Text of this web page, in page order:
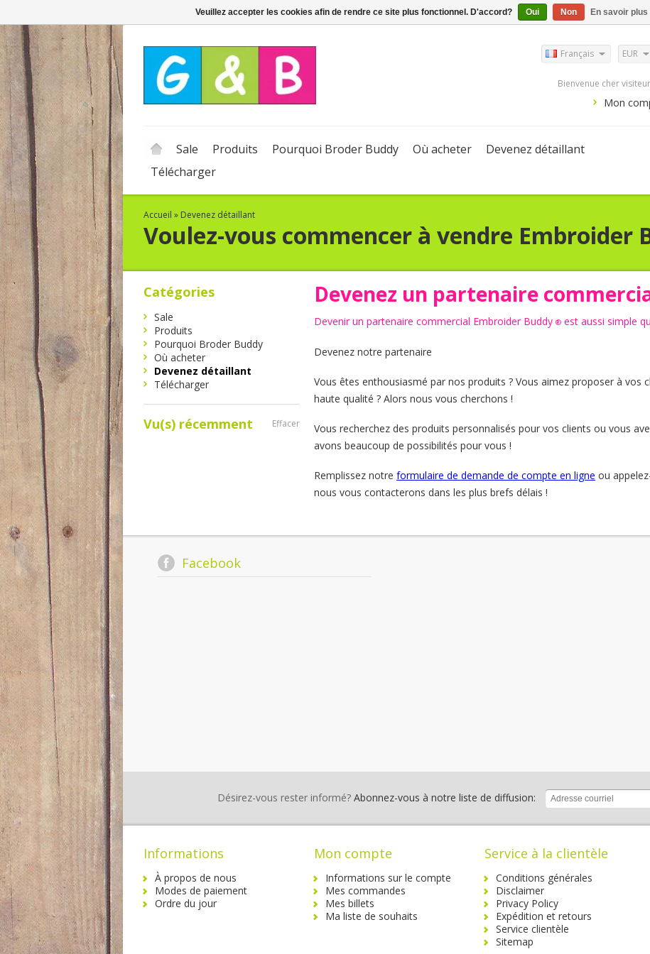
EUR
Français
Bienvenue cher
Mon
Sale Produits Pourquoi Broder Buddy Où acheter
Devenez détaillant
Télécharger
Accueil » Devenez détaillant
Voulez-vous commencer à vendre Embroider
Devenez un partenaire
Devenir un partenaire commercial Embroider Buddy ® est aussi simple
Devenez notre partenaire
Vous êtes enthousiasmé par nos produits ? Vous aimez proposer à vos
haute qualité ? Alors nous vous cherchons !
Vous recherchez des produits personnalisés pour vos clients ou vous
avons beaucoup de possibilités pour vous !
Remplissez notre formulaire de demande de compte en ligne ou
nous vous contacterons dans les plus brefs délais !
Catégories
Sale
Produits
Pourquoi Broder Buddy
Où acheter
Devenez détaillant
Télécharger
Vu(s) récemment Effacer
Facebook
Désirez-vous rester informé?Abonnez-vous à notre liste de diffusion:
Informations
À propos de nous
Modes de paiement
Ordre du jour
Mon compte
Informations sur le compte
Mes commandes
Mes billets
Ma liste de souhaits
Service à la clientèle
Conditions générales
Disclaimer
Privacy Policy
Expédition et retours
Service clientèle
Sitemap
Veuillez accepter les cookies afin de rendre ce site plus fonctionnel. D'accord? Oui Non En savoir